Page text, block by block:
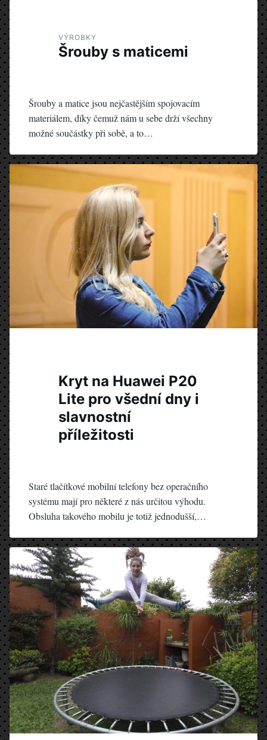
VÝROBKY
Šrouby s maticemi
Šrouby a matice jsou nejčastějším spojovacím
materiálem, díky čemuž nám u sebe drží všechny
možné součástky při sobě, a to…
Kryt na Huawei P20
Lite pro všední dny i
slavnostní
příležitosti
Staré tlačítkové mobilní telefony bez operačního
systému mají pro některé z nás určitou výhodu.
Obsluha takového mobilu je totiž jednodušší,…